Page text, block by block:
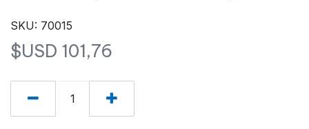
SKU: 70015
$USD 101,76